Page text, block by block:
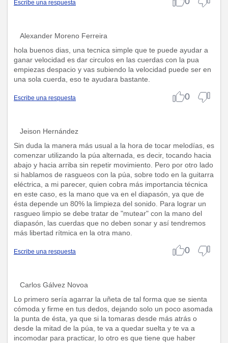
Escribe una respuesta
Alexander Moreno Ferreira
hola buenos dias, una tecnica simple que te puede ayudar a
ganar velocidad es dar circulos en las cuerdas con la pua
empiezas despacio y vas subiendo la velocidad puede ser en
una sola cuerda, eso te ayudara bastante.
Escribe una respuesta 0
Jeison Hernández
Sin duda la manera más usual a la hora de tocar melodías, es
comenzar utilizando la púa alternada, es decir, tocando hacia
abajo y hacia arriba sin repetir movimiento. Pero por otro lado
si hablamos de rasgueos con la púa, sobre todo en la guitarra
eléctrica, a mi parecer, quien cobra más importancia técnica
en este caso, es la mano que va en el diapasón, ya que de
ésta depende un 80% la limpieza del sonido. Para lograr un
rasgueo limpio se debe tratar de "mutear" con la mano del
diapasón, las cuerdas que no deben sonar y así tendremos
más libertad rítmica en la otra mano.
Escribe una respuesta 0
Carlos Gálvez Novoa
Lo primero sería agarrar la uñeta de tal forma que se sienta
cómoda y firme en tus dedos, dejando solo un poco asomada
la punta de ésta, ya que si la tomaras desde más atrás o
desde la mitad de la púa, te va a quedar suelta y te va a
incomodar para practicar, lo otro es que tiene que haber